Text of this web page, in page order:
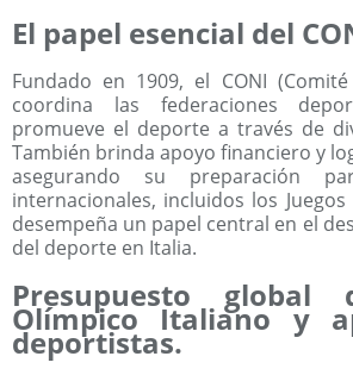
El papel esencial del
Fundado en 1909, el CONI
coordina las federaciones
promueve el deporte a través de
También brinda apoyo financiero y
asegurando su preparación
internacionales, incluidos los Juegos
desempeña un papel central en el
del deporte en Italia.
Presupuesto global
Olímpico Italiano y
deportistas.